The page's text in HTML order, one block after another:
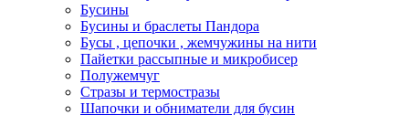
Бусины
Бусины и браслеты Пандора
Бусы , цепочки , жемчужины на нити
Пайетки рассыпные и микробисер
Полужемчуг
Стразы и термостразы
Шапочки и обниматели для бусин